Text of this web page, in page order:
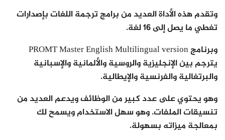
وتقدم هذه الأداة العديد من برامج ترجمة اللغات بإصدارات
تغطي ما يصل إلى 16 لغة.
وبرنامج PROMT Master English Multilingual version
يترجم بين الإنجليزية والروسية والألمانية والإسبانية
والبرتغالية والفرنسية والإيطالية.
وهو يحتوي على عدد كبير من الوظائف ويدعم العديد من
تنسيقات الملفات. وهو سهل الاستخدام ويسمح لك
بمعالجة ميزاته بسهولة.